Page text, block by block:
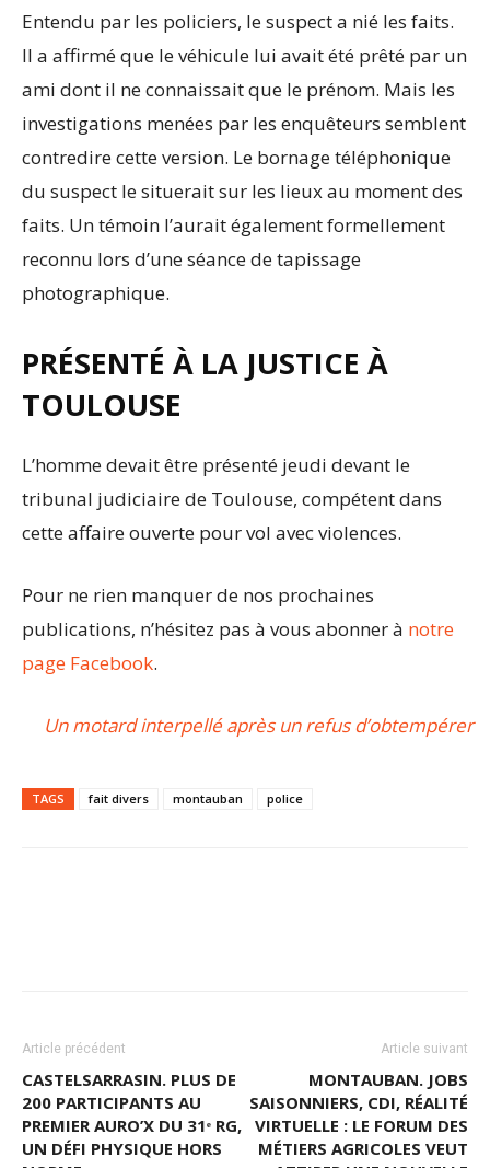
Entendu par les policiers, le suspect a nié les faits.
Il a affirmé que le véhicule lui avait été prêté par un
ami dont il ne connaissait que le prénom. Mais les
investigations menées par les enquêteurs semblent
contredire cette version. Le bornage téléphonique
du suspect le situerait sur les lieux au moment des
faits. Un témoin l’aurait également formellement
reconnu lors d’une séance de tapissage
photographique.
PRÉSENTÉ À LA JUSTICE À
TOULOUSE
L’homme devait être présenté jeudi devant le
tribunal judiciaire de Toulouse, compétent dans
cette affaire ouverte pour vol avec violences.
Pour ne rien manquer de nos prochaines
publications, n’hésitez pas à vous abonner à notre
page Facebook.
Un motard interpellé après un refus d’obtempérer
TAGS fait divers montauban police
Article précédent
CASTELSARRASIN. PLUS DE
200 PARTICIPANTS AU
PREMIER AURO’X DU 31ᵉ RG,
UN DÉFI PHYSIQUE HORS
Article suivant
MONTAUBAN. JOBS
SAISONNIERS, CDI, RÉALITÉ
VIRTUELLE : LE FORUM DES
MÉTIERS AGRICOLES VEUT